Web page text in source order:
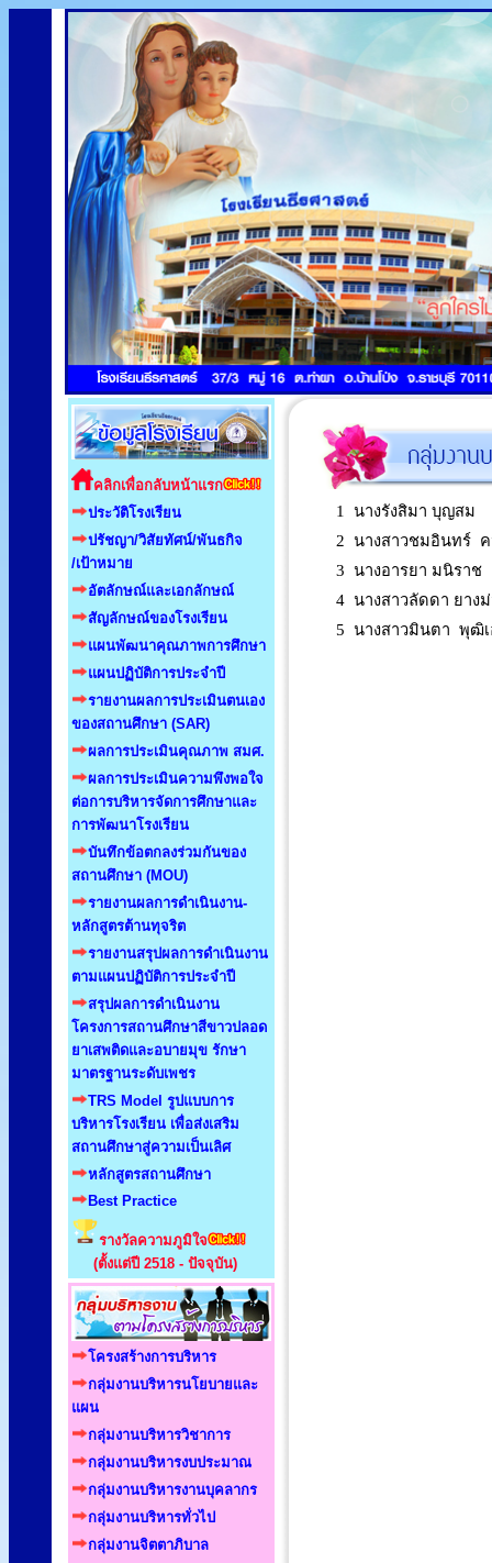
คลิกเพื่อกลับหน้าแรก
ประวัติโรงเรียน
ปรัชญา/วิสัยทัศน์/พันธกิจ
/เป้าหมาย
อัตลักษณ์และเอกลักษณ์
สัญลักษณ์ของโรงเรียน
แผนพัฒนาคุณภาพการศึกษา
แผนปฏิบัติการประจำปี
รายงานผลการประเมินตนเอง
ของสถานศึกษา (SAR)
ผลการประเมินคุณภาพ สมศ.
ผลการประเมินความพึงพอใจ
ต่อการบริหารจัดการศึกษาและ
การพัฒนาโรงเรียน
บันทึกข้อตกลงร่วมกันของ
สถานศึกษา (MOU)
รายงานผลการดำเนินงาน-
หลักสูตรต้านทุจริต
รายงานสรุปผลการดำเนินงาน
ตามแผนปฏิบัติการประจำปี
สรุปผลการดำเนินงาน
โครงการสถานศึกษาสีขาวปลอด
ยาเสพติดและอบายมุข รักษา
มาตรฐานระดับเพชร
TRS Model รูปแบบการ
บริหารโรงเรียน เพื่อส่งเสริม
สถานศึกษาสู่ความเป็นเลิศ
หลักสูตรสถานศึกษา
Best Practice
รางวัลความภูมิใจ
(ตั้งแต่ปี 2518 - ปัจจุบัน)
โครงสร้างการบริหาร
กลุ่มงานบริหารนโยบายและ
แผน
กลุ่มงานบริหารวิชาการ
กลุ่มงานบริหารงบประมาณ
กลุ่มงานบริหารงานบุคลากร
กลุ่มงานบริหารทั่วไป
กลุ่มงานจิตตาภิบาล
1 นางรังสิมา บุญสม
2 นางสาวชมอินทร์
3 นางอารยา มนิราช
4 นางสาวลัดดา ยางม่
5 นางสาวมินตา พุฒิเ